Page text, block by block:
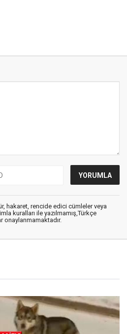
hakaret, rencide edici cümleler veya
kuralları ile yazılmamış,Türkçe
onaylanmamaktadır.